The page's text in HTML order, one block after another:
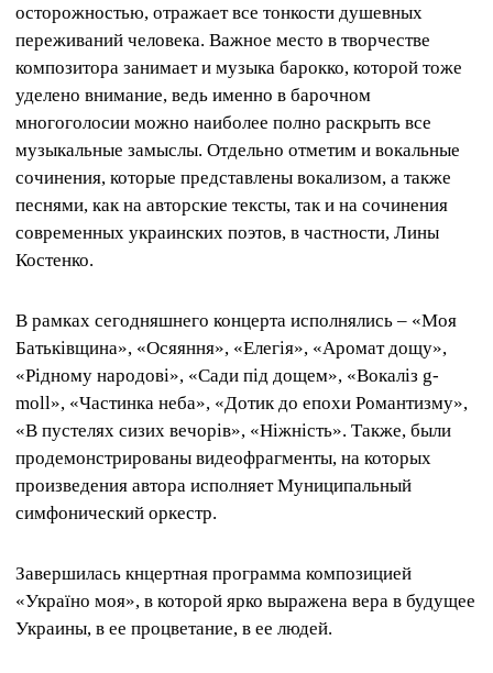
осторожностью, отражает все тонкости душевных
переживаний человека. Важное место в творчестве
композитора занимает и музыка барокко, которой тоже
уделено внимание, ведь именно в барочном
многоголосии можно наиболее полно раскрыть все
музыкальные замыслы. Отдельно отметим и вокальные
сочинения, которые представлены вокализом, а также
песнями, как на авторские тексты, так и на сочинения
современных украинских поэтов, в частности, Лины
Костенко.
В рамках сегодняшнего концерта исполнялись – «Моя
Батьківщина», «Осяяння», «Елегія», «Аромат дощу»,
«Рідному народові», «Сади під дощем», «Вокаліз g-
moll», «Частинка неба», «Дотик до епохи Романтизму»,
«В пустелях сизих вечорів», «Ніжність». Также, были
продемонстрированы видеофрагменты, на которых
произведения автора исполняет Муниципальный
симфонический оркестр.
Завершилась кнцертная программа композицией
«Україно моя», в которой ярко выражена вера в будущее
Украины, в ее процветание, в ее людей.